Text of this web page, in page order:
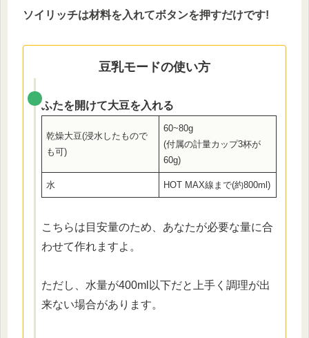
ソイリッチは材料を入れてボタンを押すだけです!
豆乳モードの使い方
ふたを開けて大豆を入れる
乾燥大豆(浸水したもので
も可)
60~80g
(付属の計量カップ3杯が
60g)
水 HOT MAX線まで(約800ml)
こちらは目安量のため、あなたが必要な量に合
わせて作れますよ。
ただし、水量が400ml以下だと上手く調理が出
来ない場合があります。